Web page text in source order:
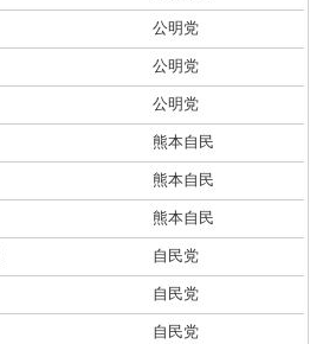
公明党
公明党
公明党
熊本自民
熊本自民
熊本自民
自民党
自民党
自民党